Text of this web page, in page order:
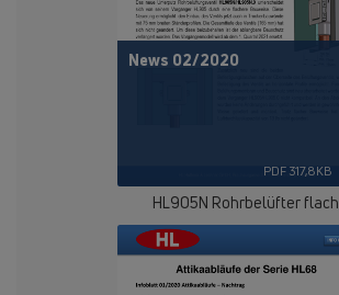
News 02/2020
PDF 317,8KB
HL905N Rohrbelüfter flach